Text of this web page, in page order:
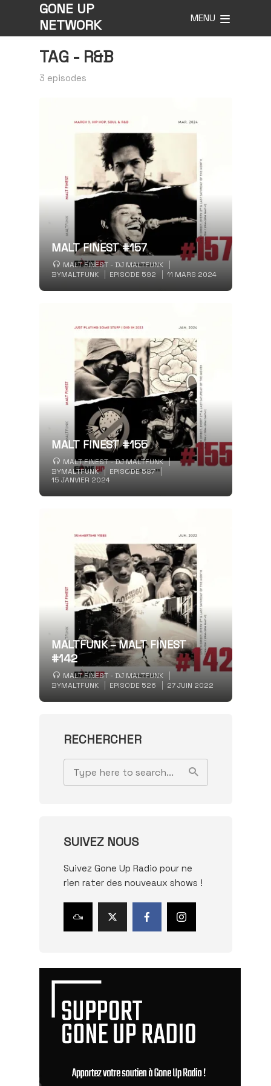
GONE UP
NETWORK
MENU
TAG - R&B
3 episodes
MALT FINEST #157
MALT FINEST - DJ MALTFUNK
BYMALTFUNK EPISODE 592 11 MARS 2024
MALT FINEST #155
MALT FINEST - DJ MALTFUNK
BYMALTFUNK
EPISODE 587
15 JANVIER 2024
MALTFUNK – MALT FINEST
#142
MALT FINEST - DJ MALTFUNK
BYMALTFUNK EPISODE 526 27 JUIN 2022
RECHERCHER
SUIVEZ NOUS
Suivez Gone Up Radio pour ne
rien rater des nouveaux shows !